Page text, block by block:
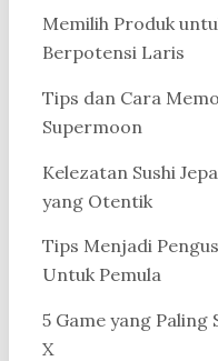
Memilih Produk
Berpotensi Laris
Tips dan Cara
Supermoon
Kelezatan Sushi
yang Otentik
Tips Menjadi
Untuk Pemula
5 Game yang Paling
X